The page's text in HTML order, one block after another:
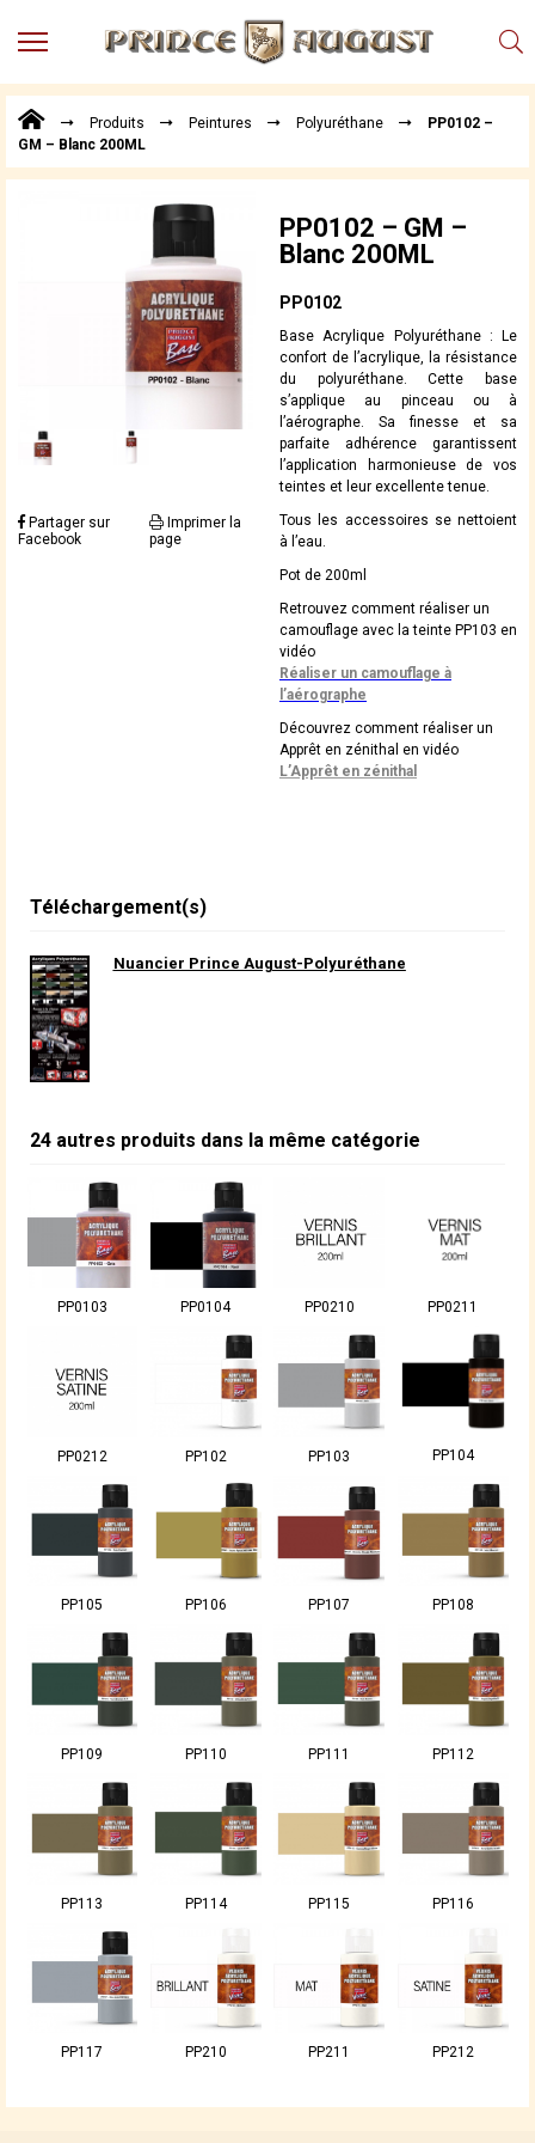
MENU
Points
de
Vente
Téléchargements
Techniques,
Produits Peintures Polyuréthane
PP0102 –
GM – Blanc 200ML
Partager sur
Facebook
Imprimer la
page
PP0102 – GM –
Blanc 200ML
PP0102
Base Acrylique Polyuréthane : Le
confort de l’acrylique, la résistance
du polyuréthane. Cette base
s’applique au pinceau ou à
l’aérographe. Sa finesse et sa
parfaite adhérence garantissent
l’application harmonieuse de vos
teintes et leur excellente tenue.
Tous les accessoires se nettoient
à l’eau.
Pot de 200ml
Retrouvez comment réaliser un
camouflage avec la teinte PP103 en
vidéo
Réaliser un camouflage à
l’aérographe
Découvrez comment réaliser un
Apprêt en zénithal en vidéo
L’Apprêt en zénithal
Téléchargement(s)
Nuancier Prince August-Polyuréthane
24 autres produits dans la même catégorie
PP0103 PP0104 PP0210 PP0211
PP0212 PP102 PP103 PP104
PP105 PP106 PP107 PP108
PP109 PP110 PP111 PP112
PP113 PP114 PP115 PP116
PP117 PP210 PP211 PP212